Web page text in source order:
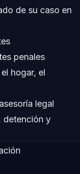
en tribunal
arresto por ICE?
después de un
de su caso en
penales
hogar, el
legal
detención y